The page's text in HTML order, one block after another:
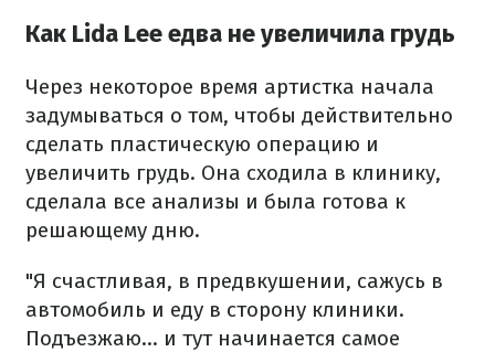
Как Lida Lee едва не увеличила грудь
Через некоторое время артистка начала
задумываться о том, чтобы действительно
сделать пластическую операцию и
увеличить грудь. Она сходила в клинику,
сделала все анализы и была готова к
решающему дню.
"Я счастливая, в предвкушении, сажусь в
автомобиль и еду в сторону клиники.
Подъезжаю... и тут начинается самое